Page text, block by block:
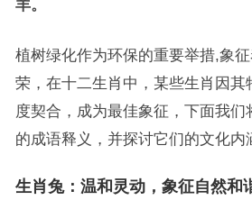
羊。
植树绿化作为环保的重要举措,象
荣，在十二生肖中，某些生肖因其
度契合，成为最佳象征，下面我们
的成语释义，并探讨它们的文化内
生肖兔：温和灵动，象征自然和